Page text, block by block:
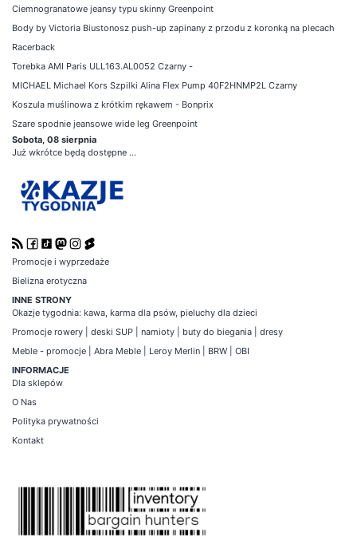
Ciemnogranatowe jeansy typu skinny Greenpoint
Body by Victoria Biustonosz push-up zapinany z przodu z koronką na plecach
Racerback
Torebka AMI Paris ULL163.AL0052 Czarny -
MICHAEL Michael Kors Szpilki Alina Flex Pump 40F2HNMP2L Czarny
Koszula muślinowa z krótkim rękawem - Bonprix
Szare spodnie jeansowe wide leg Greenpoint
Sobota, 08 sierpnia
Już wkrótce będą dostępne ...
Promocje i wyprzedaże
Bielizna erotyczna
INNE STRONY
Okazje tygodnia: kawa, karma dla psów, pieluchy dla dzieci
Promocje rowery deski SUP namioty buty do biegania
dresy
Meble - promocje
Abra Meble Leroy Merlin BRW
OBI
INFORMACJE
Dla sklepów
O Nas
Polityka prywatności
Kontakt